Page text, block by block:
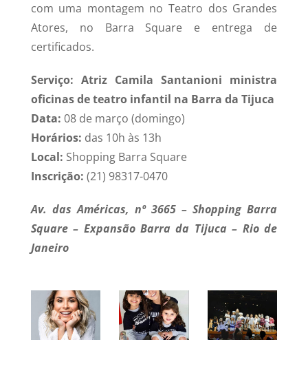
com uma montagem no Teatro dos Grandes
Atores, no Barra Square e entrega de
certificados.
Serviço: Atriz Camila Santanioni ministra
oficinas de teatro infantil na Barra da Tijuca
Data: 08 de março (domingo)
Horários: das 10h às 13h
Local: Shopping Barra Square
Inscrição: (21) 98317-0470
Av. das Américas, nº 3665 – Shopping Barra
Square – Expansão Barra da Tijuca – Rio de
Janeiro